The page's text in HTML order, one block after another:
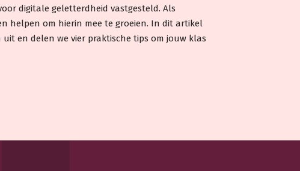
digitale geletterdheid vastgesteld. Als
helpen om hierin mee te groeien. In dit artikel
uit en delen we vier praktische tips om jouw klas